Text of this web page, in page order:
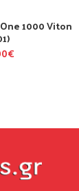
1000 Viton
€